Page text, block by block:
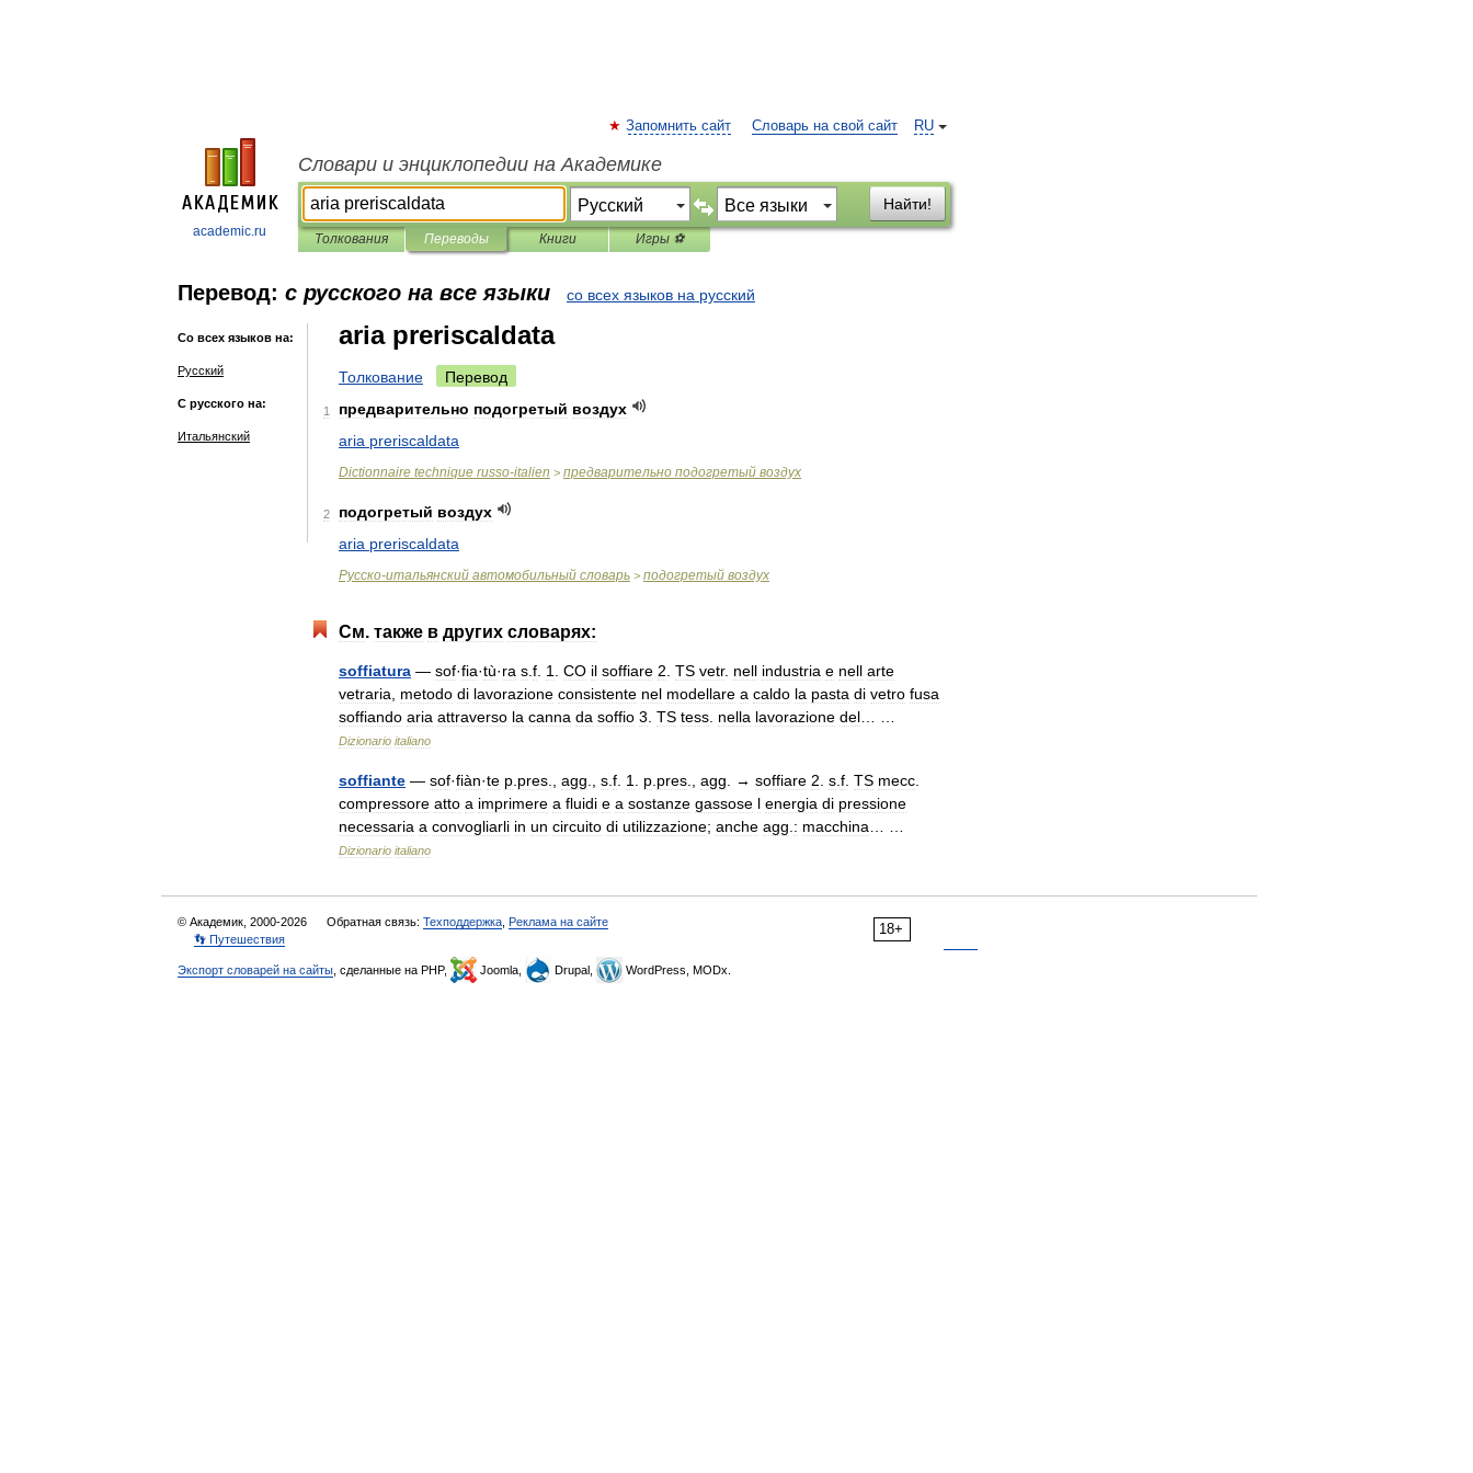
academic.ru
RU
Запомнить сайт Словарь на свой сайт
Словари и энциклопедии на Академике
Найти!
Толкования Переводы Книги Игры ⚽
Перевод: с русского на все языки со всех языков на русский
Со всех языков на:
Русский
С русского на:
Итальянский
aria preriscaldata
Толкование Перевод
1 предварительно подогретый воздух
aria preriscaldata
Dictionnaire technique russo-italien > предварительно подогретый воздух
2 подогретый воздух
aria preriscaldata
Русско-итальянский автомобильный словарь > подогретый воздух
См. также в других словарях:
soffiatura — sof·fia·tù·ra s f 1 CO il soffiare 2 TS vetr. nell industria e nell arte
vetraria
metodo di lavorazione consistente nel modellare a caldo la pasta di vetro fusa
soffiando aria attraverso la canna da soffio 3 TS tess nella lavorazione del
Dizionario italiano
soffiante — sof·fiàn·te p pres agg s f 1 p pres agg . → soffiare 2 s f TS mecc
compressore atto a imprimere a fluidi e a sostanze gassose l energia di pressione
necessaria a convogliarli in un circuito di utilizzazione; anche agg : macchina
Dizionario italiano
18+
© Академик, 2000-2026 Обратная связь: Техподдержка Реклама на сайте
👣 Путешествия
Экспорт словарей на сайты , сделанные на PHP, Joomla, Drupal, WordPress, MODx.